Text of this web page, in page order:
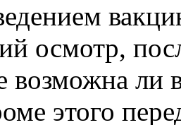
осмотр,
возможна ли
этого